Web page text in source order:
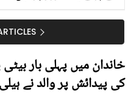
سستا اور قدرتی حل
خاندان میں پہلی بار بیٹی
کی پیدائش پر والد نے